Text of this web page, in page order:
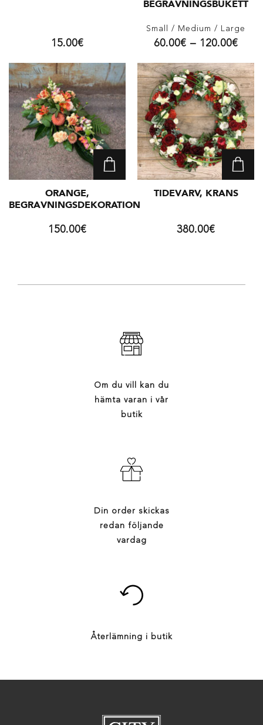
15.00€
BEGRAVNINGSBUKETT
Small / Medium / Large
60.00€ – 120.00€
ORANGE,
BEGRAVNINGSDEKORATION
150.00€
TIDEVARV, KRANS
380.00€
Om du vill kan du
hämta varan i vår
butik
Din order skickas
redan följande
vardag
Återlämning i butik